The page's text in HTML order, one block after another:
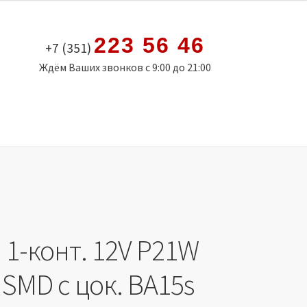
+7 (351) 223 56 46
Ждём Ваших звонков с 9:00 до 21:00
конт. 12V P21W
с цок. BA15s